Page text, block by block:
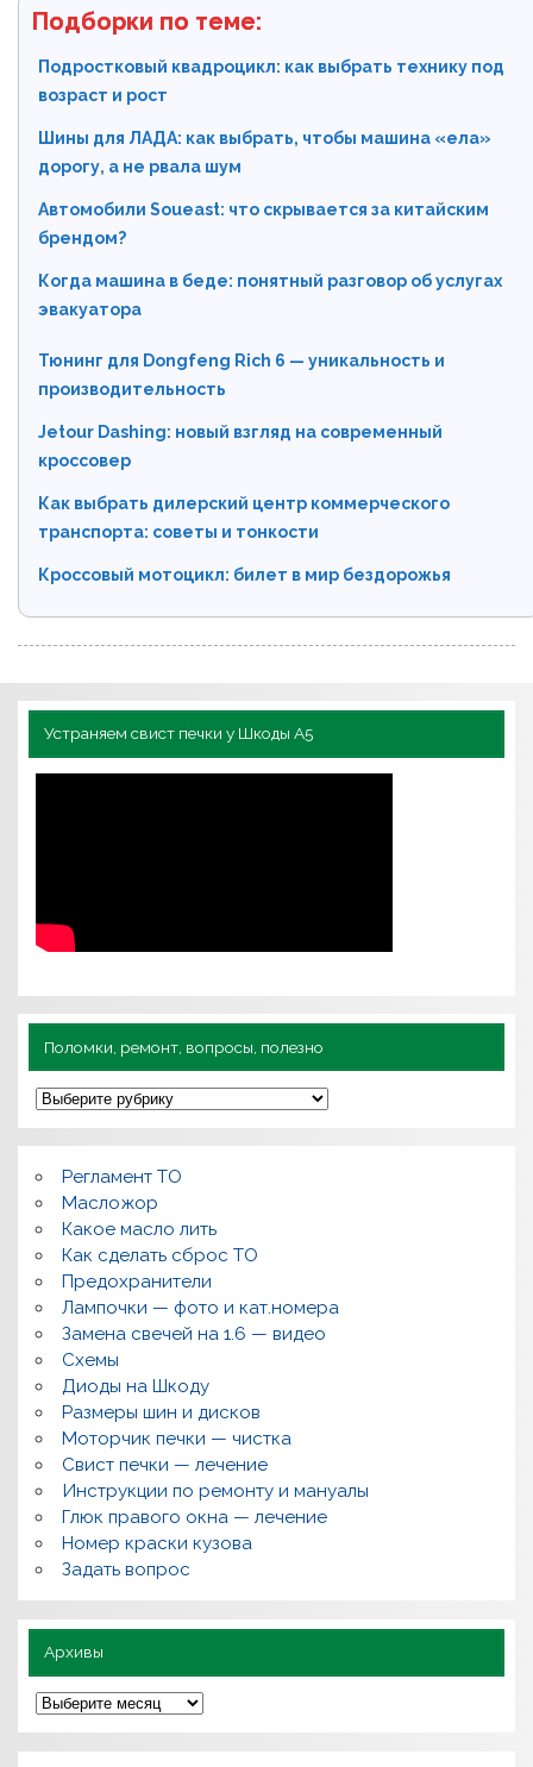
Подборки по теме:
Подростковый квадроцикл: как выбрать технику под
возраст и рост
Шины для ЛАДА: как выбрать, чтобы машина «ела»
дорогу, а не рвала шум
Автомобили Soueast: что скрывается за китайским
брендом?
Когда машина в беде: понятный разговор об услугах
эвакуатора
Тюнинг для Dongfeng Rich 6 — уникальность и
производительность
Jetour Dashing: новый взгляд на современный
кроссовер
Как выбрать дилерский центр коммерческого
транспорта: советы и тонкости
Кроссовый мотоцикл: билет в мир бездорожья
Устраняем свист печки у Шкоды А5
Поломки, ремонт, вопросы, полезно
П
о
л
о
к
и
,
р
е
м
о
н
т
,
в
о
р
о
ы
,
о
л
з
н
Регламент ТО
Масложор
Какое масло лить
Как сделать сброс ТО
Предохранители
Лампочки — фото и кат.номера
Замена свечей на 1.6 — видео
Схемы
Диоды на Шкоду
Размеры шин и дисков
Моторчик печки — чистка
Свист печки — лечение
Инструкции по ремонту и мануалы
Глюк правого окна — лечение
Номер краски кузова
Задать вопрос
Архивы
А
р
х
и